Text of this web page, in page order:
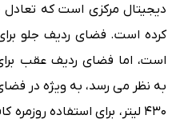
دیجیتال مرکزی است که
کرده است. فضای ردیف جلو
است، اما فضای ردیف عقب
به نظر می رسد، به ویژه در
۴۳۰ لیتر، برای استفاده